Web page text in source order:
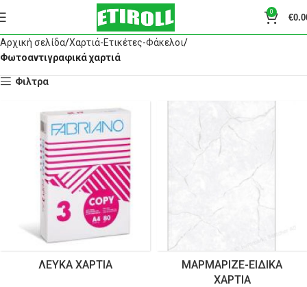
0
€
Αρχική σελίδα Χαρτιά-Ετικέτες-Φάκελοι
Φωτοαντιγραφικά χαρτιά
Φιλτρα
ΛΕΥΚΆ ΧΑΡΤΙΆ
ΜΑΡΜΑΡΙΖΈ-ΕΙΔΙΚΆ
ΧΑΡΤΙΆ